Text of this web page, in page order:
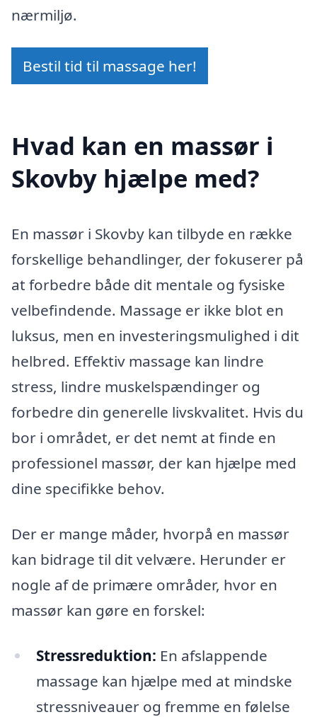
nærmiljø.
Bestil tid til massage her!
Hvad kan en massør i
Skovby hjælpe med?
En massør i Skovby kan tilbyde en række
forskellige behandlinger, der fokuserer på
at forbedre både dit mentale og fysiske
velbefindende. Massage er ikke blot en
luksus, men en investeringsmulighed i dit
helbred. Effektiv massage kan lindre
stress, lindre muskelspændinger og
forbedre din generelle livskvalitet. Hvis du
bor i området, er det nemt at finde en
professionel massør, der kan hjælpe med
dine specifikke behov.
Der er mange måder, hvorpå en massør
kan bidrage til dit velvære. Herunder er
nogle af de primære områder, hvor en
massør kan gøre en forskel:
Stressreduktion: En afslappende
massage kan hjælpe med at mindske
stressniveauer og fremme en følelse